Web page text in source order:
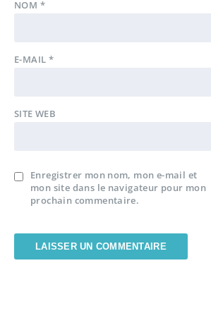
NOM *
E-MAIL *
SITE WEB
Enregistrer mon nom, mon e-mail et
mon site dans le navigateur pour mon
prochain commentaire.